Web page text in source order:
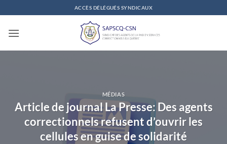
au
contenu
ACCÈS DÉLÉGUÉS SYNDICAUX
MÉDIAS
Article de journal La Presse: Des agents
correctionnels refusent d’ouvrir les
cellules en guise de solidarité